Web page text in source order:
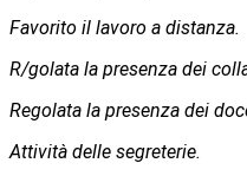
Favorito il lavoro a distanza.
R/golata la presenza dei
Regolata la presenza dei
Attività delle segreterie.